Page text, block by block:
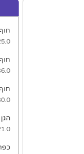
25.0
36.0
30.0
21.0